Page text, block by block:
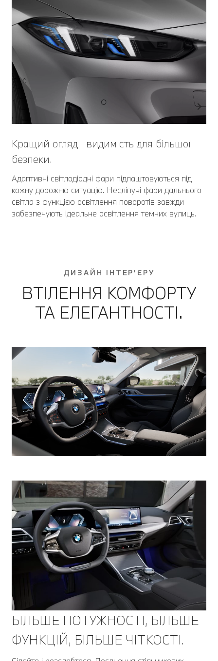
Кращий огляд і видимість для більшої
безпеки.
Адаптивні світлодіодні фари підлаштовуються під
кожну дорожню ситуацію. Несліпучі фари дальнього
світла з функцією освітлення поворотів завжди
забезпечують ідеальне освітлення темних вулиць.
ДИЗАЙН ІНТЕР’ЄРУ
ВТІЛЕННЯ КОМФОРТУ
ТА ЕЛЕГАНТНОСТІ.
БІЛЬШЕ ПОТУЖНОСТІ, БІЛЬШЕ
ФУНКЦІЙ, БІЛЬШЕ ЧІТКОСТІ.